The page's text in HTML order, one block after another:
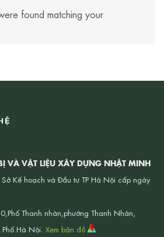
found matching your
VÀ VẬT LIỆU XÂY DỰNG NHẬT MINH
Kế hoạch và Đầu tư TP Hà Nội cấp ngày
Thanh nhàn,phường Thanh Nhàn,
Hà Nội. Xem bản đồ